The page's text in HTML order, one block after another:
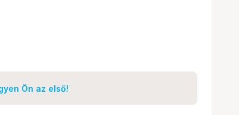
Ön az első!